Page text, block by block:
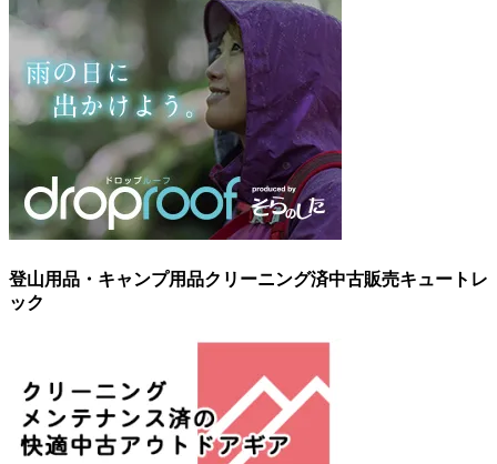
登山用品・キャンプ用品クリーニング済中古販売キュートレ
ック